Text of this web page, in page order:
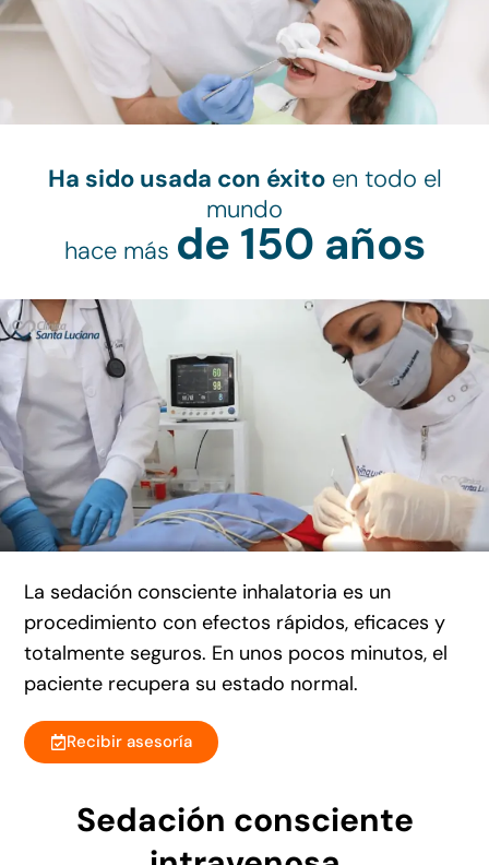
Ha sido usada con éxitoen todo el
mundo
hace más de 150 años
La sedación consciente inhalatoria es un
procedimiento con efectos rápidos, eficaces y
totalmente seguros. En unos pocos minutos, el
paciente recupera su estado normal.
Recibir asesoría
Sedación consciente